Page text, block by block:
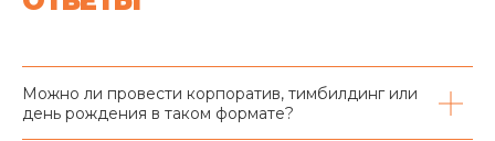
Можно ли провести корпоратив, тимбилдинг или
день рождения в таком формате?